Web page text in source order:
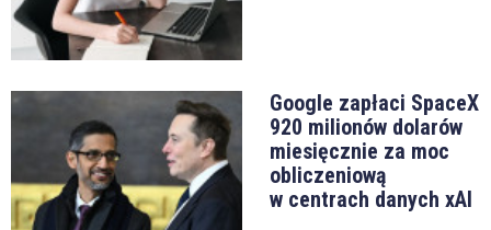
Google zapłaci SpaceX
920 milionów dolarów
miesięcznie za moc
obliczeniową
w centrach danych xAI